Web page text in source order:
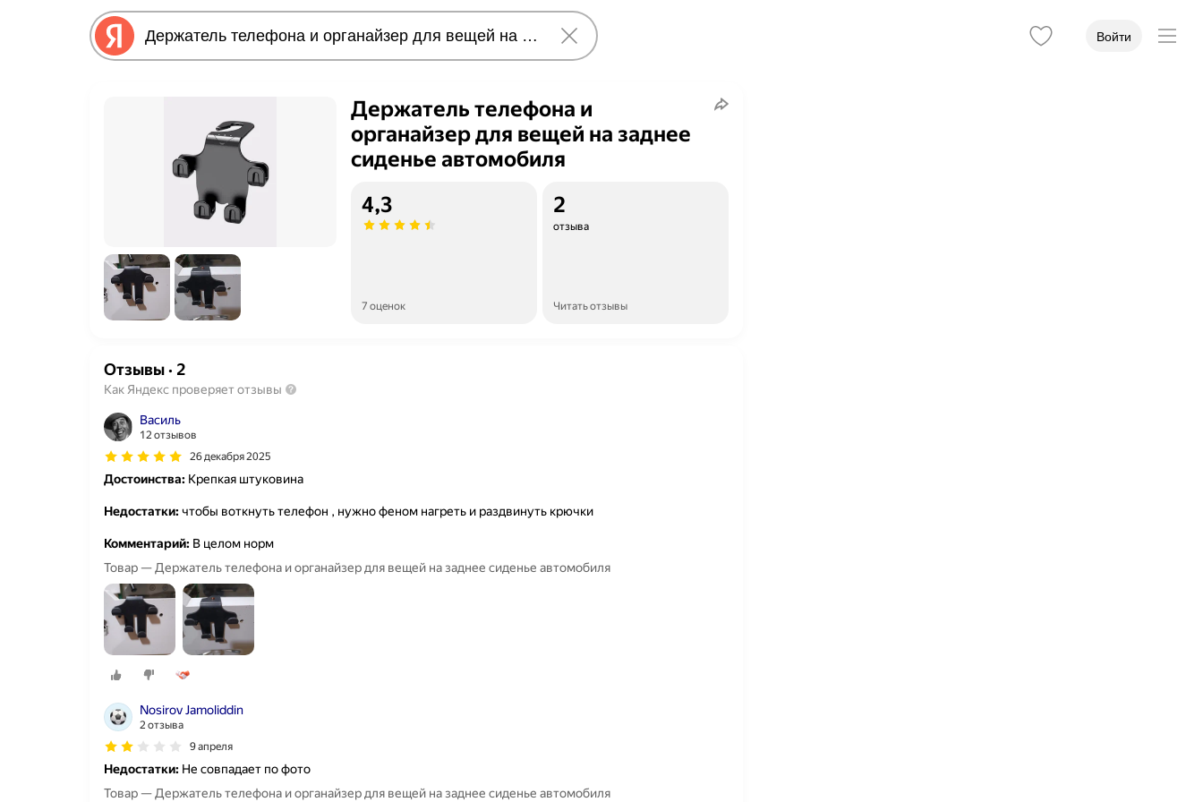
Войти
Держатель телефона и
органайзер для вещей на заднее
сиденье автомобиля
4,3
7 оценок
2
отзыва
Читать отзывы
Отзывы· 2
Как Яндекс проверяет отзывы
Василь
12 отзывов
26 декабря 2025
Достоинства: Крепкая штуковина
Недостатки:чтобы воткнуть телефон , нужно феном нагреть и раздвинуть крючки
Комментарий: В целом норм
Товар — Держатель телефона и органайзер для вещей на заднее сиденье автомобиля
Nosirov Jamoliddin
2 отзыва
9 апреля
Недостатки: Не совпадает по фото
Товар — Держатель телефона и органайзер для вещей на заднее сиденье автомобиля